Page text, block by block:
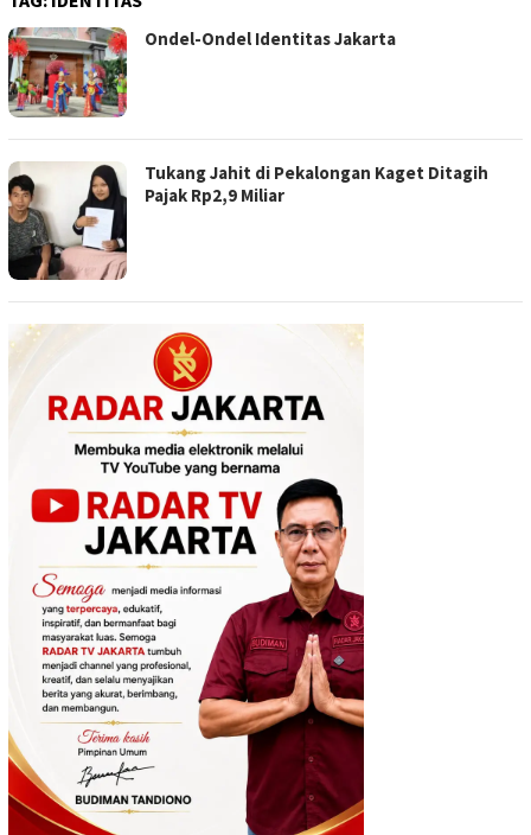
Ondel-Ondel Identitas Jakarta
Tukang Jahit di Pekalongan Kaget Ditagih
Pajak Rp2,9 Miliar